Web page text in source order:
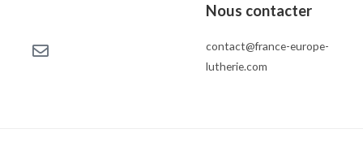
Nous contacter
contact@france-europe-
lutherie.com